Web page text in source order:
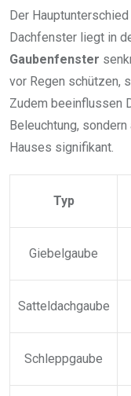
Der
Dachfenster liegt in
Gaubenfenster
vor Regen schützen,
Zudem beeinflussen
Beleuchtung,
Hauses signifikant.
Typ
Giebelgaube
Satteldachgaube
Schleppgaube